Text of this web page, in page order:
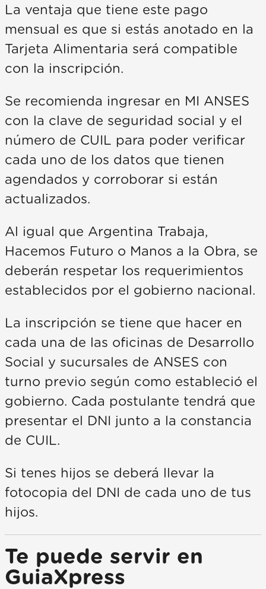
La ventaja que tiene este pago
mensual es que si estás anotado en la
Tarjeta Alimentaria será compatible
con la inscripción.
Se recomienda ingresar en MI ANSES
con la clave de seguridad social y el
número de CUIL para poder verificar
cada uno de los datos que tienen
agendados y corroborar si están
actualizados.
Al igual que Argentina Trabaja,
Hacemos Futuro o Manos a la Obra, se
deberán respetar los requerimientos
establecidos por el gobierno nacional.
La inscripción se tiene que hacer en
cada una de las oficinas de Desarrollo
Social y sucursales de ANSES con
turno previo según como estableció el
gobierno. Cada postulante tendrá que
presentar el DNI junto a la constancia
de CUIL.
Si tenes hijos se deberá llevar la
fotocopia del DNI de cada uno de tus
hijos.
Te puede servir en
GuiaXpress